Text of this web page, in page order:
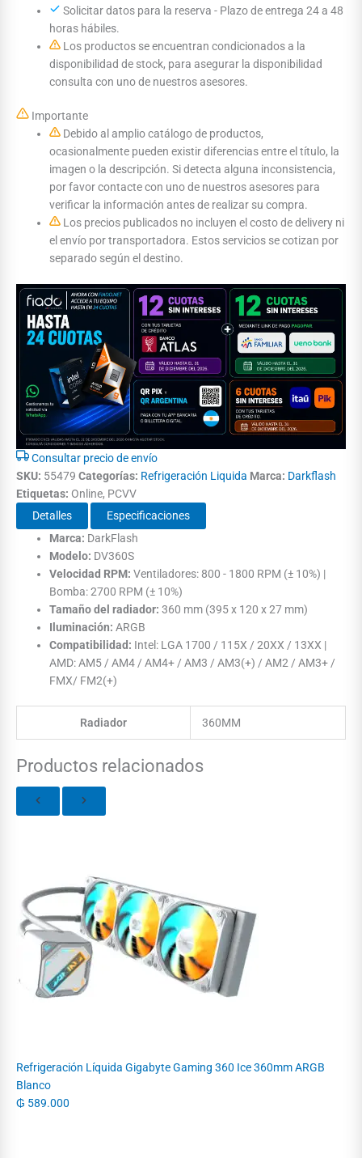
Solicitar datos para la reserva - Plazo de entrega 24 a 48
horas hábiles.
Los productos se encuentran condicionados a la
disponibilidad de stock, para asegurar la disponibilidad
consulta con uno de nuestros asesores.
Importante
Debido al amplio catálogo de productos,
ocasionalmente pueden existir diferencias entre el título, la
imagen o la descripción. Si detecta alguna inconsistencia,
por favor contacte con uno de nuestros asesores para
verificar la información antes de realizar su compra.
Los precios publicados no incluyen el costo de delivery ni
el envío por transportadora. Estos servicios se cotizan por
separado según el destino.
Consultar precio de envío
SKU: 55479 Categorías: Refrigeración Liquida Marca: Darkflash
Etiquetas: Online, PCVV
Detalles
Especificaciones
Marca: DarkFlash
Modelo: DV360S
Velocidad RPM: Ventiladores: 800 - 1800 RPM (± 10%) |
Bomba: 2700 RPM (± 10%)
Tamaño del radiador: 360 mm (395 x 120 x 27 mm)
Iluminación: ARGB
Compatibilidad: Intel: LGA 1700 / 115X / 20XX / 13XX |
AMD: AM5 / AM4 / AM4+ / AM3 / AM3(+) / AM2 / AM3+ /
FMX/ FM2(+)
Radiador 360MM
Productos relacionados
Refrigeración Líquida Gigabyte Gaming 360 Ice 360mm ARGB
Blanco
₲ 589.000